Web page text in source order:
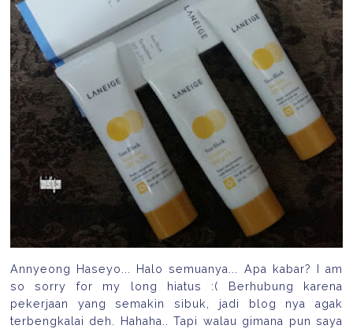
Annyeong Haseyo... Halo semuanya... Apa kabar? I am
so sorry for my long hiatus :( Berhubung karena
pekerjaan yang semakin sibuk, jadi blog nya agak
terbengkalai deh. Hahaha.. Tapi walau gimana pun saya